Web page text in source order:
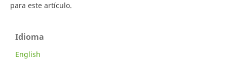
para este artículo.
Idioma
English